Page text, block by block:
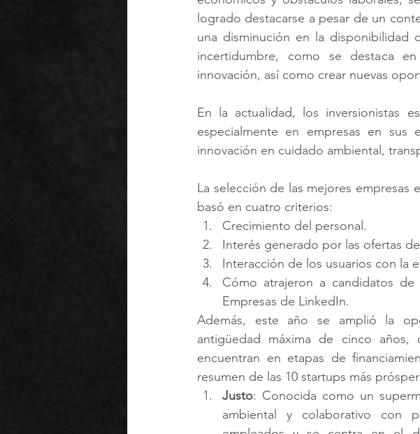
logrado destacarse a pesar de un
una disminución en la disponibilidad
incertidumbre, como se destaca
innovación, así como crear nuevas
En la actualidad, los inversionistas
especialmente en empresas en sus
innovación en cuidado ambiental,
La selección de las mejores empresas
basó en cuatro criterios:
Crecimiento del personal.
Interés generado por las ofertas
Interacción de los usuarios con la
Cómo atrajeron a candidatos
Empresas de LinkedIn.
Además, este año se amplió la
antigüedad máxima de cinco
encuentran en etapas de
resumen de las 10 startups más
Justo: Conocida como un
ambiental y colaborativo con